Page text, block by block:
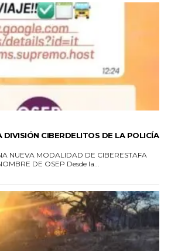
DIVISIÓN CIBERDELITOS DE LA POLICÍA
NUEVA MODALIDAD DE CIBERESTAFA
VIRTUAL USANDO EL NOMBRE DE OSEP Desde la...